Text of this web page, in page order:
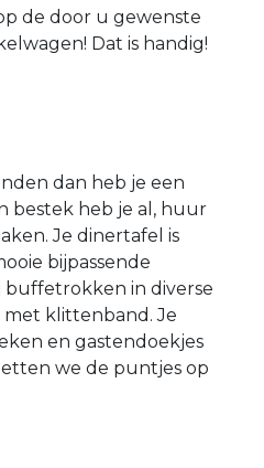
de door u gewenste
Dat is handig!
dan heb je een
bestek heb je al, huur
Je dinertafel is
bijpassende
in diverse
klittenband. Je
en gastendoekjes
we de puntjes op